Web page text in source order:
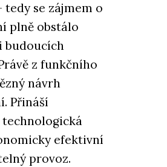
se zájmem o
plně obstálo
budoucích
z funkčního
návrh
Přináší
efektivní
provoz.